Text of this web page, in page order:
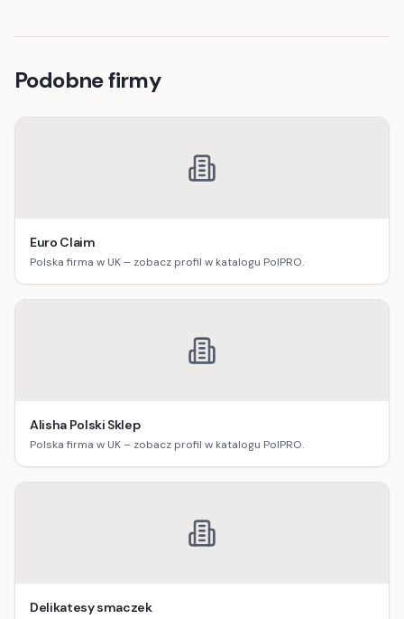
Podobne firmy
Euro Claim
Polska firma w UK – zobacz profil w katalogu PolPRO.
Alisha Polski Sklep
Polska firma w UK – zobacz profil w katalogu PolPRO.
Delikatesy smaczek